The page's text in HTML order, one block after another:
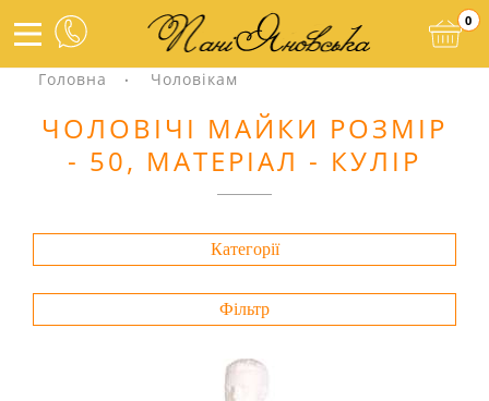
0
Головна Чоловікам
ЧОЛОВІЧІ МАЙКИ РОЗМІР
- 50, МАТЕРІАЛ - КУЛІР
Категорії
Фільтр